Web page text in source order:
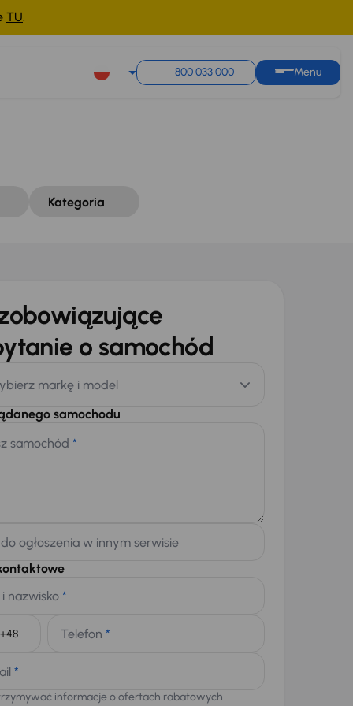
TU.
800 033 000 Menu
Kategoria
o samochód
markę i model
samochodu
samochód *
ogłoszenia w innym serwisie
nazwisko *
Telefon *
*
informacje o ofertach rabatowych